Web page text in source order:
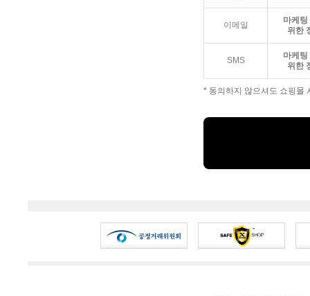
이메일
마케
위한
SMS
마케
위한
* 동의하지 않으셔도 쇼핑몰